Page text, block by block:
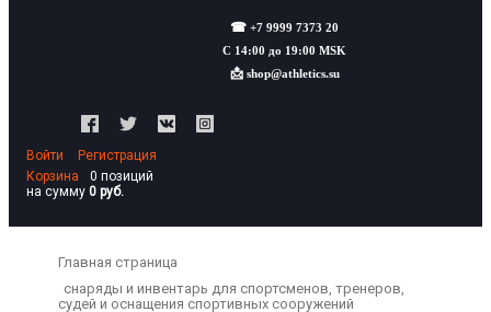
☎ +7 9999 7373 20
С 14:00 до 19:00 MSK
📩 shop@athletics.su
Войти
Регистрация
Корзина
0 позиций
на сумму 0 руб.
Главная страница
снаряды и инвентарь для спортсменов, тренеров,
судей и оснащения спортивных сооружений